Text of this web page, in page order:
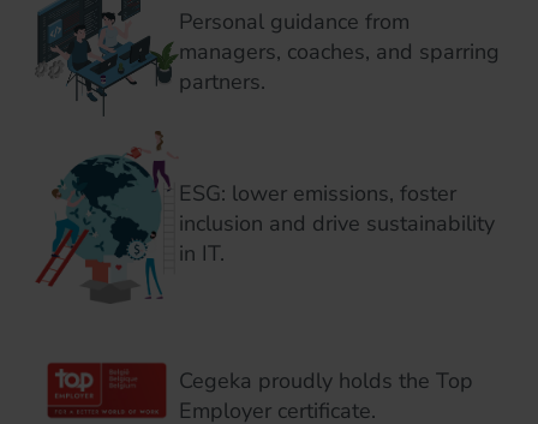
Personal guidance from
managers, coaches, and sparring
partners.
ESG: lower emissions, foster
inclusion and drive sustainability
in IT.
Cegeka proudly holds the Top
Employer certificate.